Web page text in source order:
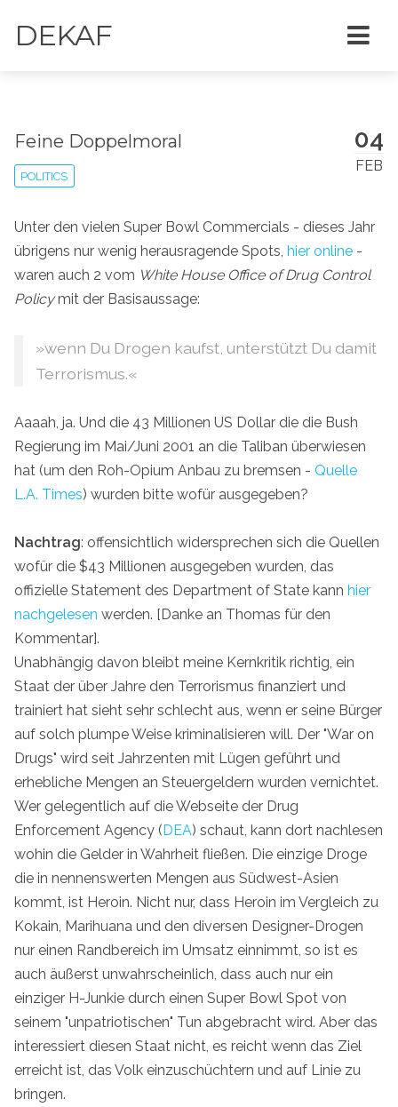
DEKAF
04
FEB
Feine Doppelmoral
POLITICS
Unter den vielen Super Bowl Commercials - dieses Jahr
übrigens nur wenig herausragende Spots, hier online -
waren auch 2 vom White House Office of Drug Control
Policymit der Basisaussage:
»wenn Du Drogen kaufst, unterstützt Du damit
Terrorismus.«
Aaaah, ja. Und die 43 Millionen US Dollar die die Bush
Regierung im Mai/Juni 2001 an die Taliban überwiesen
hat (um den Roh-Opium Anbau zu bremsen - Quelle
L.A. Times) wurden bitte wofür ausgegeben?
Nachtrag: offensichtlich widersprechen sich die Quellen
wofür die $43 Millionen ausgegeben wurden, das
offizielle Statement des Department of State kann hier
nachgelesen werden. [Danke an Thomas für den
Kommentar].
Unabhängig davon bleibt meine Kernkritik richtig, ein
Staat der über Jahre den Terrorismus finanziert und
trainiert hat sieht sehr schlecht aus, wenn er seine Bürger
auf solch plumpe Weise kriminalisieren will. Der "War on
Drugs" wird seit Jahrzenten mit Lügen geführt und
erhebliche Mengen an Steuergeldern wurden vernichtet.
Wer gelegentlich auf die Webseite der Drug
Enforcement Agency (DEA) schaut, kann dort nachlesen
wohin die Gelder in Wahrheit fließen. Die einzige Droge
die in nennenswerten Mengen aus Südwest-Asien
kommt, ist Heroin. Nicht nur, dass Heroin im Vergleich zu
Kokain, Marihuana und den diversen Designer-Drogen
nur einen Randbereich im Umsatz einnimmt, so ist es
auch äußerst unwahrscheinlich, dass auch nur ein
einziger H-Junkie durch einen Super Bowl Spot von
seinem "unpatriotischen" Tun abgebracht wird. Aber das
interessiert diesen Staat nicht, es reicht wenn das Ziel
erreicht ist, das Volk einzuschüchtern und auf Linie zu
bringen.